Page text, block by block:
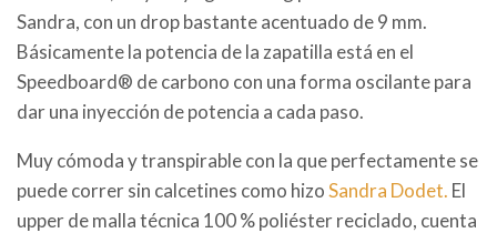
Sandra, con un drop bastante acentuado de 9 mm.
Básicamente la potencia de la zapatilla está en el
Speedboard® de carbono con una forma oscilante para
dar una inyección de potencia a cada paso.
Muy cómoda y transpirable con la que perfectamente se
puede correr sin calcetines como hizoSandra Dodet. El
upper de malla técnica 100 % poliéster reciclado, cuenta